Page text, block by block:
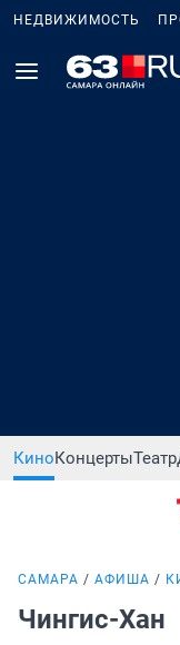
НЕДВИЖИМОСТЬ
КиноКонцертыТеатр
САМАРА АФИША
Чингис-Хан